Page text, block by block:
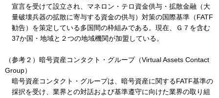
宣言を受けて設立され、マネロン・テロ資金供与・拡散金融（大
量破壊兵器の拡散に寄与する資金の供与）対策の国際基準（FATF
勧告）を策定している多国間の枠組みである。現在、Ｇ７を含む
37か国・地域と２つの地域機関が加盟している。
（参考２）暗号資産コンタクト・グループ（Virtual Assets Contact
Group）
暗号資産コンタクト・グループは、暗号資産に関するFATF基準の
採択を受け、業界との対話および基準遵守に向けた業界の取り組